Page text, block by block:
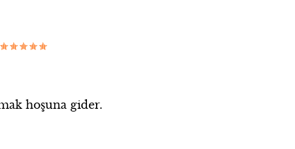
hoşuna gider.